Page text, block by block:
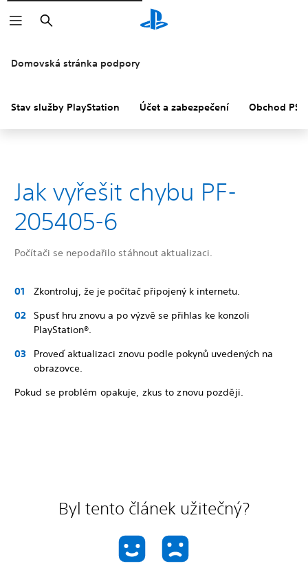
Vyhledat
Domovská stránka podpory
Stav služby PlayStation Účet a zabezpečení Obchod PS
Jak vyřešit chybu PF-
205405-6
Počítači se nepodařilo stáhnout aktualizaci.
Zkontroluj, že je počítač připojený k internetu.
Spusť hru znovu a po výzvě se přihlas ke konzoli
PlayStation®.
Proveď aktualizaci znovu podle pokynů uvedených na
obrazovce.
Pokud se problém opakuje, zkus to znovu později.
Byl tento článek užitečný?